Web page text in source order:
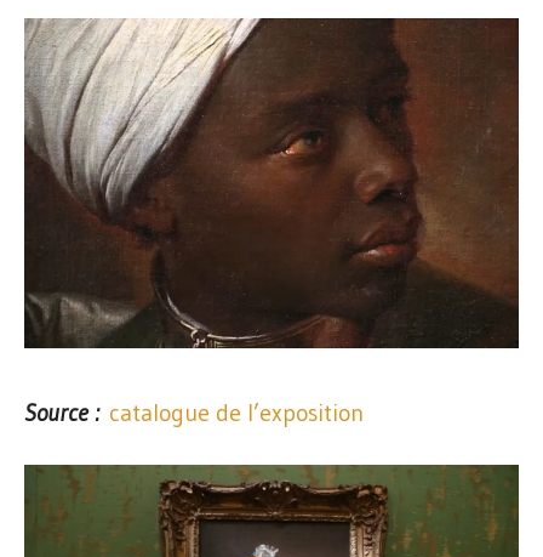
Source : catalogue de l’exposition